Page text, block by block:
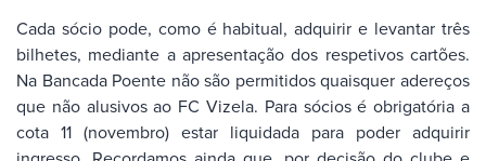
Cada sócio pode, como é habitual, adquirir e levantar três
bilhetes, mediante a apresentação dos respetivos cartões.
Na Bancada Poente não são permitidos quaisquer adereços
que não alusivos ao FC Vizela. Para sócios é obrigatória a
cota 11 (novembro) estar liquidada para poder adquirir